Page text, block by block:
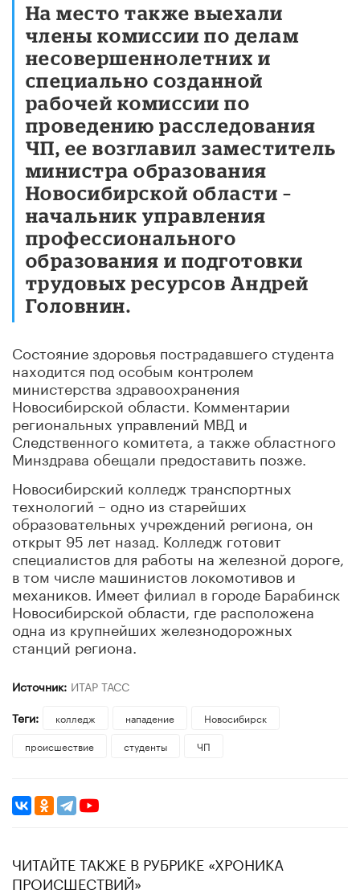
На место также выехали
члены комиссии по делам
несовершеннолетних и
специально созданной
рабочей комиссии по
проведению расследования
ЧП, ее возглавил заместитель
министра образования
Новосибирской области –
начальник управления
профессионального
образования и подготовки
трудовых ресурсов Андрей
Головнин.
Состояние здоровья пострадавшего студента
находится под особым контролем
министерства здравоохранения
Новосибирской области. Комментарии
региональных управлений МВД и
Следственного комитета, а также областного
Минздрава обещали предоставить позже.
Новосибирский колледж транспортных
технологий – одно из старейших
образовательных учреждений региона, он
открыт 95 лет назад. Колледж готовит
специалистов для работы на железной дороге,
в том числе машинистов локомотивов и
механиков. Имеет филиал в городе Барабинск
Новосибирской области, где расположена
одна из крупнейших железнодорожных
станций региона.
Источник: ИТАР ТАСС
Теги:
колледж нападение
Новосибирск
происшествие
студенты ЧП
ЧИТАЙТЕ ТАКЖЕ В РУБРИКЕ «ХРОНИКА
ПРОИСШЕСТВИЙ»